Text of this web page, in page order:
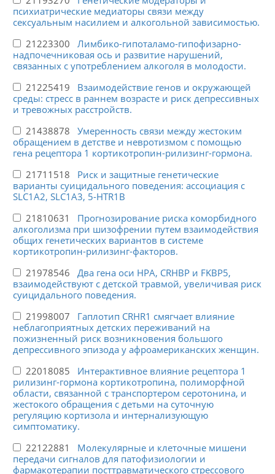
психиатрические медиаторы связи между
сексуальным насилием и алкогольной зависимостью.
21223300 Лимбико-гипоталамо-гипофизарно-
надпочечниковая ось и развитие нарушений,
связанных с употреблением алкоголя в молодости.
21225419 Взаимодействие генов и окружающей
среды: стресс в раннем возрасте и риск депрессивных
и тревожных расстройств.
21438878 Умеренность связи между жестоким
обращением в детстве и невротизмом с помощью
гена рецептора 1 кортикотропин-рилизинг-гормона.
21711518 Риск и защитные генетические
варианты суицидального поведения: ассоциация с
SLC1A2, SLC1A3, 5-HTR1B
21810631 Прогнозирование риска коморбидного
алкоголизма при шизофрении путем взаимодействия
общих генетических вариантов в системе
кортикотропин-рилизинг-факторов.
21978546 Два гена оси HPA, CRHBP и FKBP5,
взаимодействуют с детской травмой, увеличивая риск
суицидального поведения.
21998007 Гаплотип CRHR1 смягчает влияние
неблагоприятных детских переживаний на
пожизненный риск возникновения большого
депрессивного эпизода у афроамериканских женщин.
22018085 Интерактивное влияние рецептора 1
рилизинг-гормона кортикотропина, полиморфной
области, связанной с транспортером серотонина, и
жестокого обращения с детьми на суточную
регуляцию кортизола и интернализующую
симптоматику.
22122881 Молекулярные и клеточные мишени
передачи сигналов для патофизиологии и
фармакотерапии посттравматического стрессового